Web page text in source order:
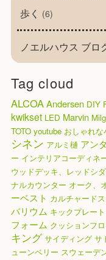
歩く (6)
ノエルハウス ブロ
Tag cloud
ALCOAAndersen DIY
kwikset LED Marvin
TOTO youtube おしゃれな
シネン アルミ樋 アン
ー インテリアコーディネ
ウッドデッキ、レッドシ
ナルカウンター オーク、
ーベスト カルチャード
バリウム キックプレート
フォーム クッションフ
キング サイディング サ
ューンベリー スウェーデ